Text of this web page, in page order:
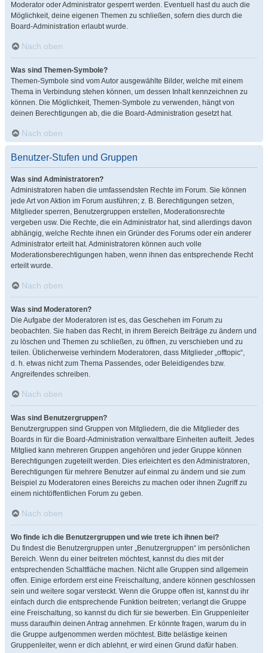
Moderator oder Administrator gesperrt werden. Eventuell hast du auch die
Möglichkeit, deine eigenen Themen zu schließen, sofern dies durch die
Board-Administration erlaubt wurde.
Nach oben
Was sind Themen-Symbole?
Themen-Symbole sind vom Autor ausgewählte Bilder, welche mit einem
Thema in Verbindung stehen können, um dessen Inhalt kennzeichnen zu
können. Die Möglichkeit, Themen-Symbole zu verwenden, hängt von
deinen Berechtigungen ab, die die Board-Administration gesetzt hat.
Nach oben
Benutzer-Stufen und Gruppen
Was sind Administratoren?
Administratoren haben die umfassendsten Rechte im Forum. Sie können
jede Art von Aktion im Forum ausführen; z. B. Berechtigungen setzen,
Mitglieder sperren, Benutzergruppen erstellen, Moderationsrechte
vergeben usw. Die Rechte, die ein Administrator hat, sind allerdings davon
abhängig, welche Rechte ihnen ein Gründer des Forums oder ein anderer
Administrator erteilt hat. Administratoren können auch volle
Moderationsberechtigungen haben, wenn ihnen das entsprechende Recht
erteilt wurde.
Nach oben
Was sind Moderatoren?
Die Aufgabe der Moderatoren ist es, das Geschehen im Forum zu
beobachten. Sie haben das Recht, in ihrem Bereich Beiträge zu ändern und
zu löschen und Themen zu schließen, zu öffnen, zu verschieben und zu
teilen. Üblicherweise verhindern Moderatoren, dass Mitglieder „offtopic“,
d. h. etwas nicht zum Thema Passendes, oder Beleidigendes bzw.
Angreifendes schreiben.
Nach oben
Was sind Benutzergruppen?
Benutzergruppen sind Gruppen von Mitgliedern, die die Mitglieder des
Boards in für die Board-Administration verwaltbare Einheiten aufteilt. Jedes
Mitglied kann mehreren Gruppen angehören und jeder Gruppe können
Berechtigungen zugeteilt werden. Dies erleichtert es den Administratoren,
Berechtigungen für mehrere Benutzer auf einmal zu ändern und sie zum
Beispiel zu Moderatoren eines Bereichs zu machen oder ihnen Zugriff zu
einem nichtöffentlichen Forum zu geben.
Nach oben
Wo finde ich die Benutzergruppen und wie trete ich ihnen bei?
Du findest die Benutzergruppen unter „Benutzergruppen“ im persönlichen
Bereich. Wenn du einer beitreten möchtest, kannst du dies mit der
entsprechenden Schaltfläche machen. Nicht alle Gruppen sind allgemein
offen. Einige erfordern erst eine Freischaltung, andere können geschlossen
sein und weitere sogar versteckt. Wenn die Gruppe offen ist, kannst du ihr
einfach durch die entsprechende Funktion beitreten; verlangt die Gruppe
eine Freischaltung, so kannst du dich für sie bewerben. Ein Gruppenleiter
muss daraufhin deinen Antrag annehmen. Er könnte fragen, warum du in
die Gruppe aufgenommen werden möchtest. Bitte belästige keinen
Gruppenleiter, wenn er dich ablehnt, er wird einen Grund dafür haben.